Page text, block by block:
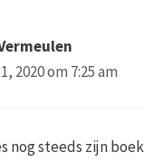
2020 om 7:25 am
nog steeds zijn